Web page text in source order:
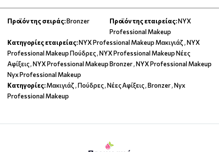
Προϊόν της σειράς:Bronzer Προϊόν της εταιρείας:NYX
Professional Makeup
Κατηγορίες εταιρείας:NYX Professional Makeup Μακιγιάζ,NYX
Professional Makeup Πούδρες,NYX Professional Makeup Νέες
Αφίξεις,NYX Professional Makeup Bronzer,NYX Professional Makeup
Nyx Professional Makeup
Κατηγορίες:Μακιγιάζ,Πούδρες,Νέες Αφίξεις,Bronzer,Nyx
Professional Makeup